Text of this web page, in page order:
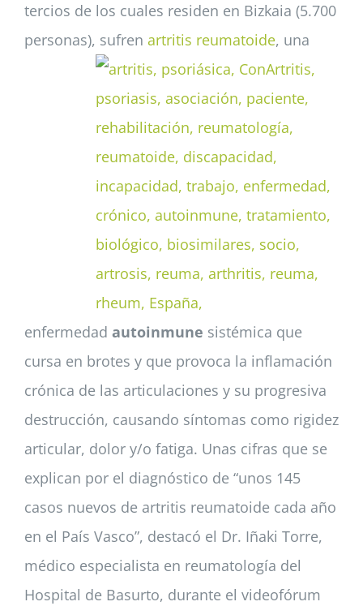
tercios de los cuales residen en Bizkaia (5.700
personas), sufren artritis reumatoide, una
enfermedad autoinmune sistémica que
cursa en brotes y que provoca la inflamación
crónica de las articulaciones y su progresiva
destrucción, causando síntomas como rigidez
articular, dolor y/o fatiga. Unas cifras que se
explican por el diagnóstico de “unos 145
casos nuevos de artritis reumatoide cada año
en el País Vasco”, destacó el Dr. Iñaki Torre,
médico especialista en reumatología del
Hospital de Basurto, durante el videofórum